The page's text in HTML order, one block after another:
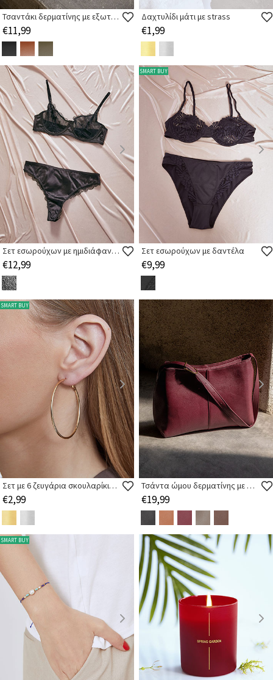
Τσαντάκι δερματίνης με εξωτερική τσέπη
€11,99
Δαχτυλίδι μάτι με strass
€1,99
Σετ εσωρούχων με ημιδιάφανες λεπτομέρειες
€12,99
SMART BUY
Σετ εσωρούχων με δαντέλα
€9,99
SMART BUY
Σετ με 6 ζευγάρια σκουλαρίκια κρίκους
€2,99
Τσάντα ώμου δερματίνης με αγκράφα
€19,99
SMART BUY